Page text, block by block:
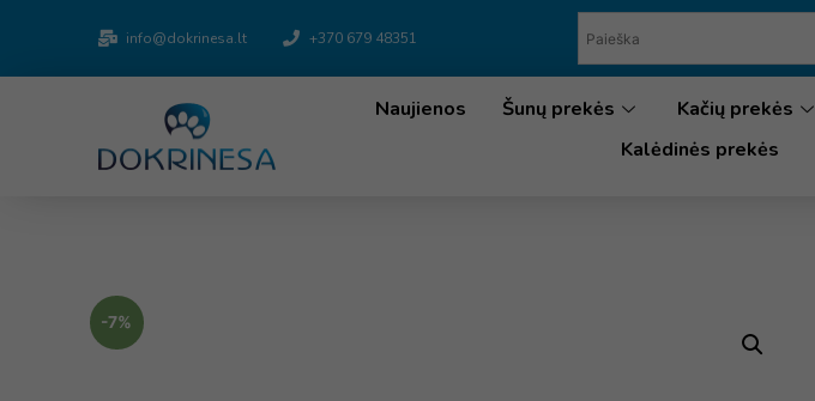
info@dokrinesa.lt +370 679 48351
Naujienos Šunų prekės Kačių prekės
Kalėdinės prekės
-7%